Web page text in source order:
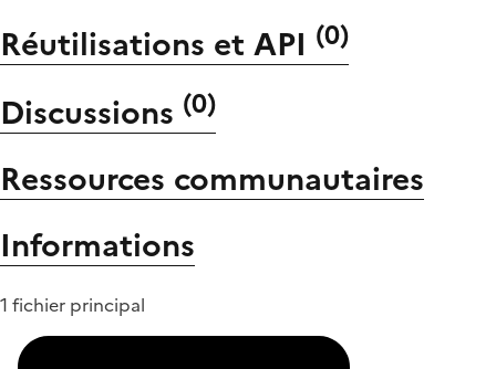
Réutilisations et API (0)
Discussions (0)
Ressources communautaires
Informations
1 fichier principal